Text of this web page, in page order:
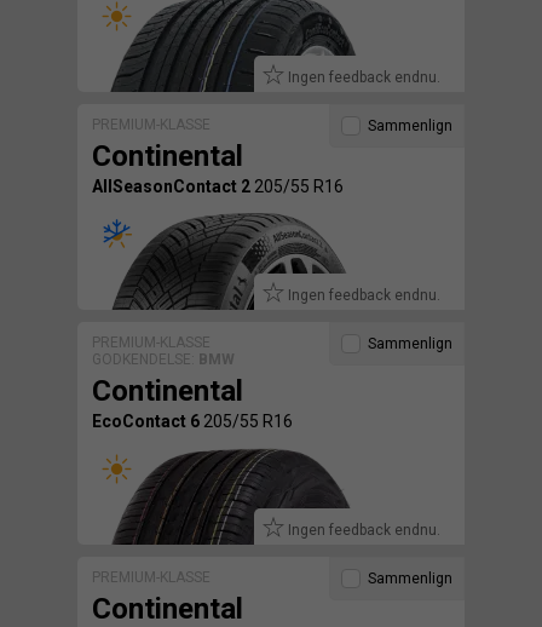
Ingen feedback endnu.
PREMIUM-KLASSE
Continental
AllSeasonContact 2 205/55 R16
Ingen feedback endnu.
Sammenlign
PREMIUM-KLASSE
GODKENDELSE:
BMW
Continental
EcoContact 6 205/55 R16
Ingen feedback endnu.
Sammenlign
PREMIUM-KLASSE
Continental
Sammenlign